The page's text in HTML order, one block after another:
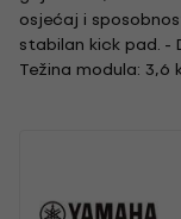
osjećaj i
stabilan kick pad. -
Težina modula: 3,6